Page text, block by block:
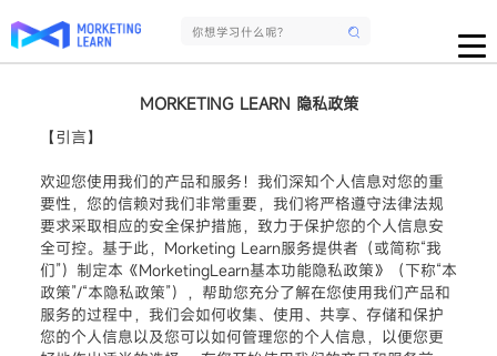
MORKETING LEARN 隐私政策
【引言】
欢迎您使用我们的产品和服务！我们深知个人信息对您的重
要性，您的信赖对我们非常重要，我们将严格遵守法律法规
要求采取相应的安全保护措施，致力于保护您的个人信息安
全可控。基于此，Morketing Learn服务提供者（或简称“我
们”）制定本《MorketingLearn基本功能隐私政策》（下称“本
政策”/“本隐私政策”），帮助您充分了解在您使用我们产品和
服务的过程中，我们会如何收集、使用、共享、存储和保护
您的个人信息以及您可以如何管理您的个人信息，以便您更